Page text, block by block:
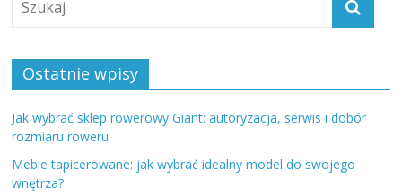
Ostatnie wpisy
Jak wybrać sklep rowerowy Giant: autoryzacja, serwis i dobór
rozmiaru roweru
Meble tapicerowane: jak wybrać idealny model do swojego
wnętrza?